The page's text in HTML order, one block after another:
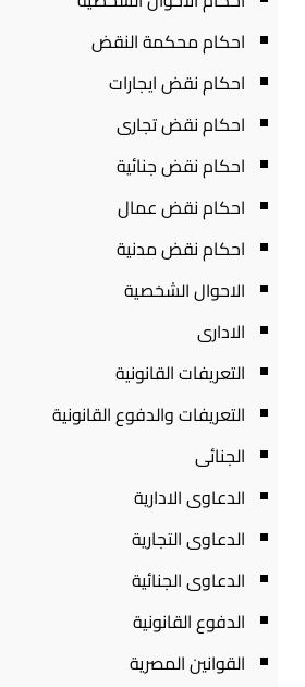
احكام محكمة النقض
احكام نقض ايجارات
احكام نقض تجارى
احكام نقض جنائية
احكام نقض عمال
احكام نقض مدنية
الاحوال الشخصية
الادارى
التعريفات القانونية
التعريفات والدفوع القانونية
الجنائى
الدعاوى الادارية
الدعاوى التجارية
الدعاوى الجنائية
الدفوع القانونية
القوانين المصرية